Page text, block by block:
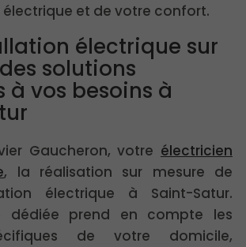
et de votre confort.
électrique sur
solutions
à vos besoins à
Gaucheron, votre électricien
, la réalisation sur mesure de
électrique à Saint-Satur.
dédiée prend en compte les
de votre domicile,